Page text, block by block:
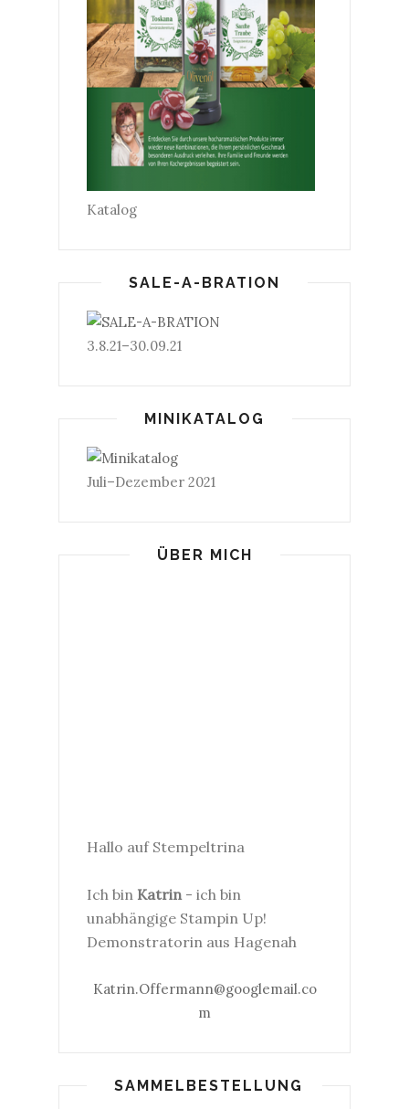
Katalog
SALE-A-BRATION
3.8.21–30.09.21
MINIKATALOG
Juli–Dezember 2021
ÜBER MICH
Hallo auf Stempeltrina
Ich bin Katrin- ich bin
unabhängige Stampin Up!
Demonstratorin aus Hagenah
Katrin.Offermann@googlemail.co
m
SAMMELBESTELLUNG